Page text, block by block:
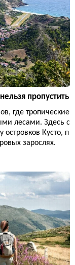
пропустить
где тропические
лесами. Здесь с
островков Кусто, п
зарослях.